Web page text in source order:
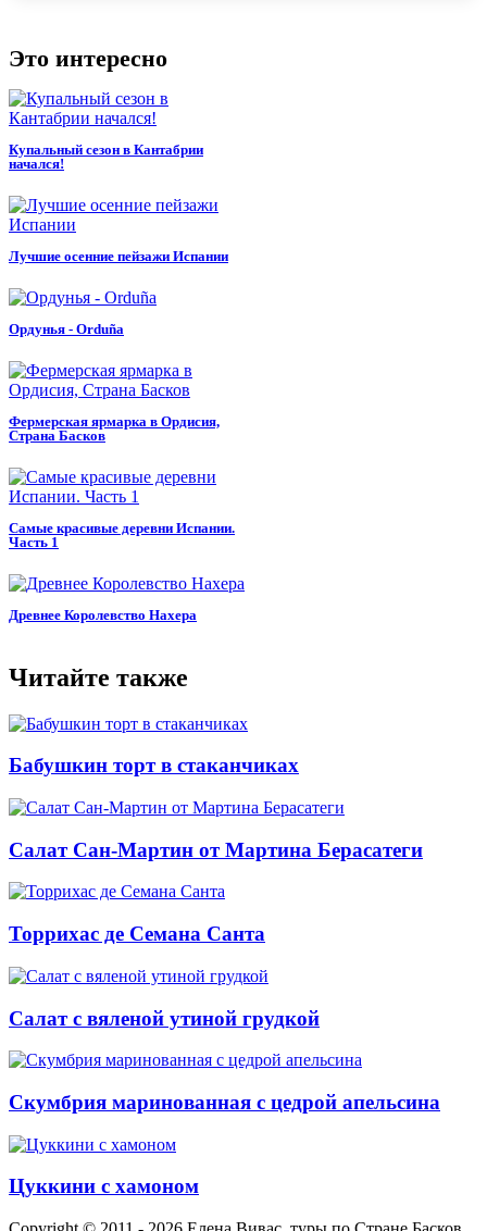
Это интересно
Купальный сезон в Кантабрии
начался!
Лучшие осенние пейзажи Испании
Ордунья - Orduña
Фермерская ярмарка в Ордисия,
Страна Басков
Самые красивые деревни Испании.
Часть 1
Древнее Королевство Нахера
Читайте также
Бабушкин торт в стаканчиках
Салат Сан-Мартин от Мартина Берасатеги
Торрихас де Семана Санта
Салат с вяленой утиной грудкой
Скумбрия маринованная с цедрой апельсина
Цуккини с хамоном